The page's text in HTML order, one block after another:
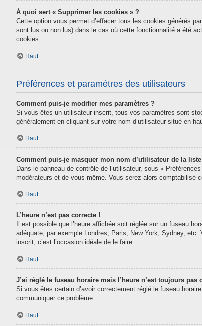
À quoi sert « Supprimer les cookies » ?
Cette option vous permet d’effacer tous les cookies générés
sont lus ou non lus) dans le cas où cette fonctionnalité a été
cookies.
Haut
Préférences et paramètres des utilisateurs
Comment puis-je modifier mes paramètres ?
Si vous êtes un utilisateur inscrit, tous vos paramètres sont
généralement en cliquant sur votre nom d’utilisateur situé en
Haut
Comment puis-je masquer mon nom d’utilisateur de la
Dans le panneau de contrôle de l’utilisateur, sous «
modérateurs et de vous-même. Vous serez alors comptabilisé
Haut
L’heure n’est pas correcte !
Il est possible que l’heure affichée soit réglée sur un fuseau
adéquate, par exemple Londres, Paris, New York, Sydney,
inscrit, c’est l’occasion idéale de le faire.
Haut
J’ai réglé le fuseau horaire mais l’heure n’est toujours pas
Si vous êtes certain d’avoir correctement réglé le fuseau
communiquer ce problème.
Haut